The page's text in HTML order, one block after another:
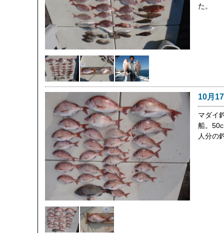
た。
10月
マダイ
船。
人分の